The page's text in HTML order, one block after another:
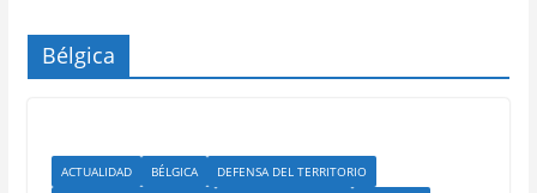
Bélgica
ACTUALIDAD BÉLGICA
DEFENSA DEL TERRITORIO